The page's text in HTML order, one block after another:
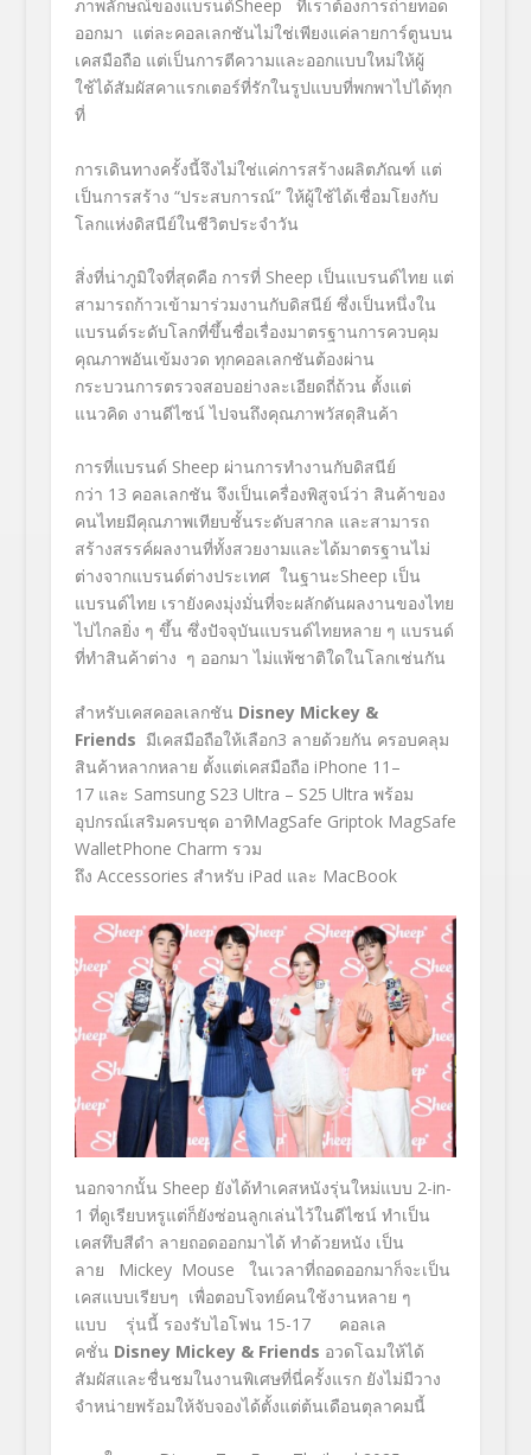
ภาพลักษณ์ของแบรนด์Sheep ที่เราต้องการถ่ายทอด
ออกมา แต่ละคอลเลกชันไม่ใช่เพียงแค่ลายการ์ตูนบน
เคสมือถือ แต่เป็นการตีความและออกแบบใหม่ให้ผู้
ใช้ได้สัมผัสคาแรกเตอร์ที่รักในรูปแบบที่พกพาไปได้ทุก
ที่
การเดินทางครั้งนี้จึงไม่ใช่แค่การสร้างผลิตภัณฑ์ แต่
เป็นการสร้าง “ประสบการณ์” ให้ผู้ใช้ได้เชื่อมโยงกับ
โลกแห่งดิสนีย์ในชีวิตประจำวัน
สิ่งที่น่าภูมิใจที่สุดคือ การที่ Sheep เป็นแบรนด์ไทย แต่
สามารถก้าวเข้ามาร่วมงานกับดิสนีย์ ซึ่งเป็นหนึ่งใน
แบรนด์ระดับโลกที่ขึ้นชื่อเรื่องมาตรฐานการควบคุม
คุณภาพอันเข้มงวด ทุกคอลเลกชันต้องผ่าน
กระบวนการตรวจสอบอย่างละเอียดถี่ถ้วน ตั้งแต่
แนวคิด งานดีไซน์ ไปจนถึงคุณภาพวัสดุสินค้า
การที่แบรนด์ Sheep ผ่านการทำงานกับดิสนีย์
กว่า 13 คอลเลกชัน จึงเป็นเครื่องพิสูจน์ว่า สินค้าของ
คนไทยมีคุณภาพเทียบชั้นระดับสากล และสามารถ
สร้างสรรค์ผลงานที่ทั้งสวยงามและได้มาตรฐานไม่
ต่างจากแบรนด์ต่างประเทศ ในฐานะSheep เป็น
แบรนด์ไทย เรายังคงมุ่งมั่นที่จะผลักดันผลงานของไทย
ไปไกลยิ่ง ๆ ขึ้น ซึ่งปัจจุบันแบรนด์ไทยหลาย ๆ แบรนด์
ที่ทำสินค้าต่าง ๆ ออกมา ไม่แพ้ชาติใดในโลกเช่นกัน
สำหรับเคสคอลเลกชัน Disney Mickey &
Friends มีเคสมือถือให้เลือก3 ลายด้วยกัน ครอบคลุม
สินค้าหลากหลาย ตั้งแต่เคสมือถือ iPhone 11–
17 และ Samsung S23 Ultra – S25 Ultra พร้อม
อุปกรณ์เสริมครบชุด อาทิMagSafe Griptok MagSafe
WalletPhone Charm รวม
ถึง Accessories สำหรับ iPad และ MacBook
นอกจากนั้น Sheep ยังได้ทำเคสหนังรุ่นใหม่แบบ 2-in-
1 ที่ดูเรียบหรูแต่ก็ยังซ่อนลูกเล่นไว้ในดีไซน์ ทำเป็น
เคสทึบสีดำ ลายถอดออกมาได้ ทำด้วยหนัง เป็น
ลาย Mickey Mouse ในเวลาที่ถอดออกมาก็จะเป็น
เคสแบบเรียบๆ เพื่อตอบโจทย์คนใช้งานหลาย ๆ
แบบ รุ่นนี้ รองรับไอโฟน 15-17 คอลเล
คชั่น Disney Mickey & Friends อวดโฉมให้ได้
สัมผัสและชื่นชมในงานพิเศษที่นี่ครั้งแรก ยังไม่มีวาง
จำหน่ายพร้อมให้จับจองได้ตั้งแต่ต้นเดือนตุลาคมนี้